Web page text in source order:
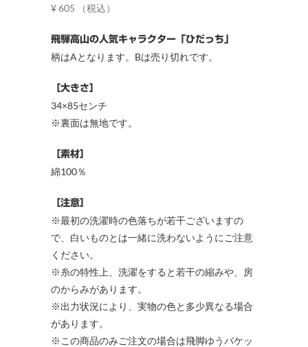
¥605 （税込）
飛騨高山の人気キャラクター「ひだっち」
柄はAとなります。Bは売り切れです。
［大きさ］
34×85センチ
※裏面は無地です。
［素材］
綿100％
［注意］
※最初の洗濯時の色落ちが若干ございますの
で、白いものとは一緒に洗わないようにご注意
ください。
※糸の特性上、洗濯をすると若干の縮みや、房
のからみがあります。
※出力状況により、実物の色と多少異なる場合
があります。
※この商品のみご注文の場合は飛脚ゆうパケッ